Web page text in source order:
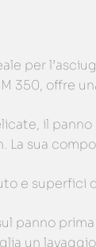
per
350, offre
il
sua
e
panno
un